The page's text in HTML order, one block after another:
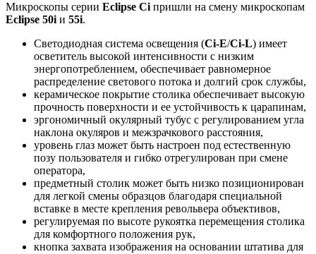
Микроскопы серии Eclipse Ci пришли на смену микроскопам
Eclipse 50i и 55i.
Светодиодная система освещения (Ci-E/Ci-L) имеет
осветитель высокой интенсивности с низким
энергопотреблением, обеспечивает равномерное
распределение светового потока и долгий срок службы,
керамическое покрытие столика обеспечивает высокую
прочность поверхности и ее устойчивость к царапинам,
эргономичный окулярный тубус с регулированием угла
наклона окуляров и межзрачкового расстояния,
уровень глаз может быть настроен под естественную
позу пользователя и гибко отрегулирован при смене
оператора,
предметный столик может быть низко позиционирован
для легкой смены образцов благодаря специальной
вставке в месте крепления револьвера объективов,
регулируемая по высоте рукоятка перемещения столика
для комфортного положения рук,
кнопка захвата изображения на основании штатива для